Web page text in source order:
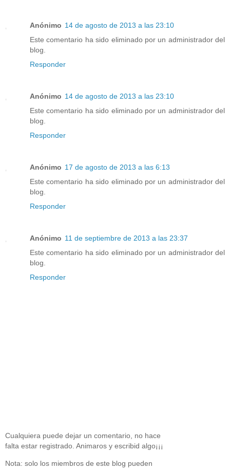
Anónimo 14 de agosto de 2013 a las 23:10
Este comentario ha sido eliminado por un administrador del
blog.
Responder
Anónimo 14 de agosto de 2013 a las 23:10
Este comentario ha sido eliminado por un administrador del
blog.
Responder
Anónimo 17 de agosto de 2013 a las 6:13
Este comentario ha sido eliminado por un administrador del
blog.
Responder
Anónimo 11 de septiembre de 2013 a las 23:37
Este comentario ha sido eliminado por un administrador del
blog.
Responder
Cualquiera puede dejar un comentario, no hace
falta estar registrado. Animaros y escribid algo¡¡¡
Nota: solo los miembros de este blog pueden